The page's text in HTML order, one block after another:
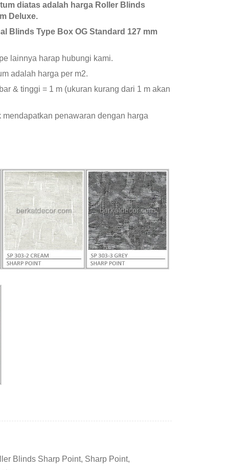
diatas adalah harga Roller Blinds
Deluxe.
Blinds Type Box OG Standard 127 mm
lainnya harap hubungi kami.
adalah harga per m2.
& tinggi = 1 m (ukuran kurang dari 1 m akan
mendapatkan penawaran dengan harga
Blinds Sharp Point, Sharp Point,